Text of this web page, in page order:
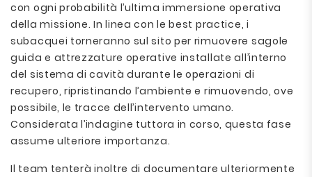
con ogni probabilità l’ultima immersione operativa
della missione. In linea con le best practice, i
subacquei torneranno sul sito per rimuovere sagole
guida e attrezzature operative installate all’interno
del sistema di cavità durante le operazioni di
recupero, ripristinando l’ambiente e rimuovendo, ove
possibile, le tracce dell’intervento umano.
Considerata l’indagine tuttora in corso, questa fase
assume ulteriore importanza.
Il team tenterà inoltre di documentare ulteriormente